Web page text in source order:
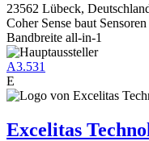
23562 Lübeck,
Coher Sense baut
Bandbreite all-in-1
A3.531
E
Excelitas